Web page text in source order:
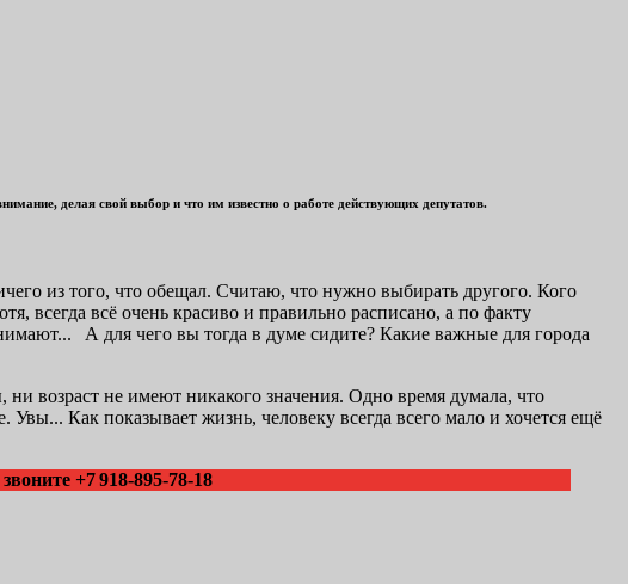
делая свой выбор и что им известно о работе действующих депутатов.
из того, что обещал. Считаю, что нужно выбирать другого. Кого
всегда всё очень красиво и правильно расписано, а по факту
А для чего вы тогда в думе сидите? Какие важные для города
возраст не имеют никакого значения. Одно время думала, что
Как показывает жизнь, человеку всегда всего мало и хочется ещё
+7 918-895-78-18